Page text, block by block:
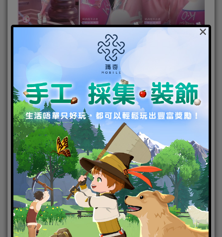
此次遊戲更新後，「新歲百戲」福利活動開啟！滿街
燈火將朧夜染上絢麗的霞色，風車與流雲的花紋裝點
出歡慶的氣息，歡聲笑語彷彿就在耳邊。活動期間，
活動期間，玩家可在限時感應活動「瑩瑚歲景‧日曜潮
升」主介面內點擊「新歲百戲」按鈕，完成介面限時
任務，累積積分領取非凡服飾「絳雪百戲」及非凡服
飾「悠遊百戲」。
×